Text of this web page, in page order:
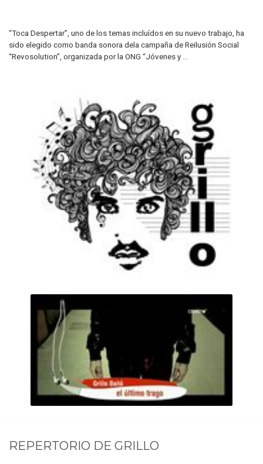
“Toca Despertar”, uno de los temas incluídos en su nuevo trabajo, ha
sido elegido como banda sonora dela campaña de Reilusión Social
“Revosolution”, organizada por la ONG “Jóvenes y ...
REPERTORIO DE GRILLO